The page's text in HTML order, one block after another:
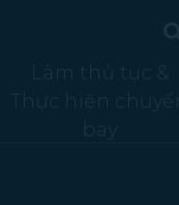
Làm thủ tục &
Thực hiện chuyến
bay